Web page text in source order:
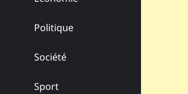
Politique
Société
Sport